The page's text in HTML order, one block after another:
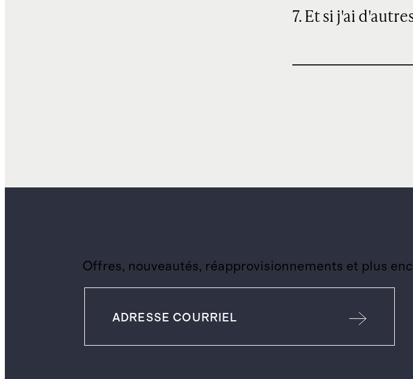
7. Et si j'ai
Offres, nouveautés, réapprovisionnements et plus